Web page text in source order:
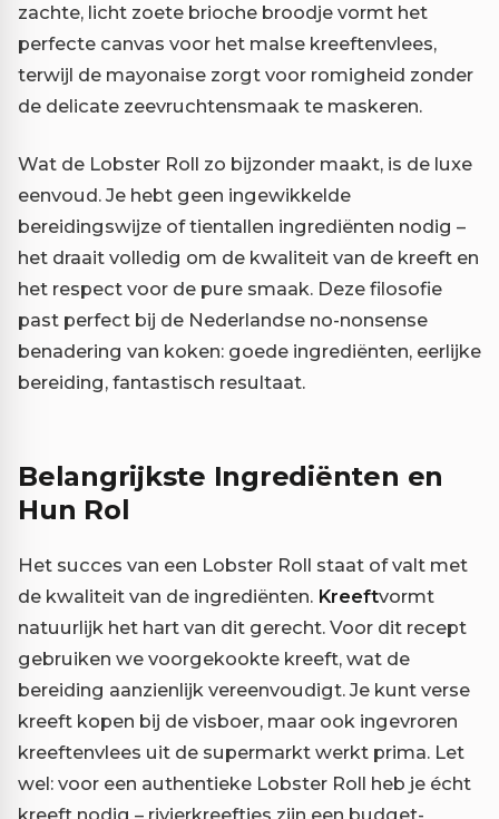
zachte, licht zoete brioche broodje vormt het
perfecte canvas voor het malse kreeftenvlees,
terwijl de mayonaise zorgt voor romigheid zonder
de delicate zeevruchtensmaak te maskeren.
Wat de Lobster Roll zo bijzonder maakt, is de luxe
eenvoud. Je hebt geen ingewikkelde
bereidingswijze of tientallen ingrediënten nodig –
het draait volledig om de kwaliteit van de kreeft en
het respect voor de pure smaak. Deze filosofie
past perfect bij de Nederlandse no-nonsense
benadering van koken: goede ingrediënten, eerlijke
bereiding, fantastisch resultaat.
Belangrijkste Ingrediënten en
Hun Rol
Het succes van een Lobster Roll staat of valt met
de kwaliteit van de ingrediënten. Kreeftvormt
natuurlijk het hart van dit gerecht. Voor dit recept
gebruiken we voorgekookte kreeft, wat de
bereiding aanzienlijk vereenvoudigt. Je kunt verse
kreeft kopen bij de visboer, maar ook ingevroren
kreeftenvlees uit de supermarkt werkt prima. Let
wel: voor een authentieke Lobster Roll heb je écht